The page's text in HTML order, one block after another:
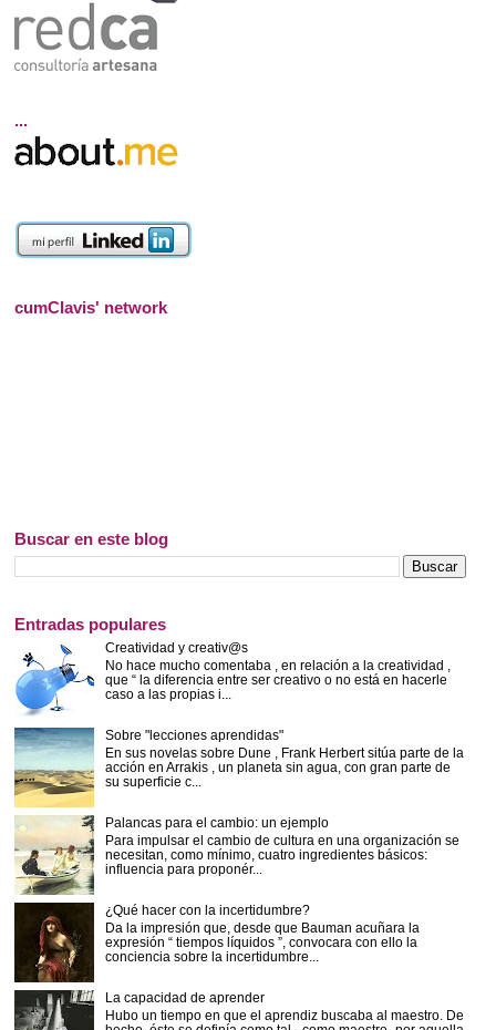
...
cumClavis' network
Buscar en este blog
Entradas populares
Creatividad y creativ@s
No hace mucho comentaba , en relación a la creatividad ,
que “ la diferencia entre ser creativo o no está en hacerle
caso a las propias i...
Sobre "lecciones aprendidas"
En sus novelas sobre Dune , Frank Herbert sitúa parte de la
acción en Arrakis , un planeta sin agua, con gran parte de
su superficie c...
Palancas para el cambio: un ejemplo
Para impulsar el cambio de cultura en una organización se
necesitan, como mínimo, cuatro ingredientes básicos:
influencia para proponér...
¿Qué hacer con la incertidumbre?
Da la impresión que, desde que Bauman acuñara la
expresión “ tiempos líquidos ”, convocara con ello la
conciencia sobre la incertidumbre...
La capacidad de aprender
Hubo un tiempo en que el aprendiz buscaba al maestro. De